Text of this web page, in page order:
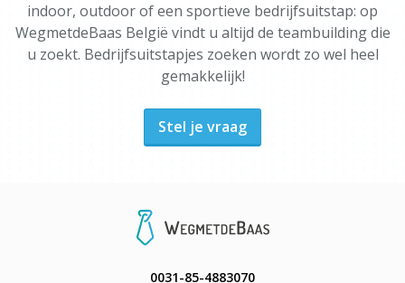
indoor, outdoor of een sportieve bedrijfsuitstap: op
WegmetdeBaas België vindt u altijd de teambuilding die
u zoekt. Bedrijfsuitstapjes zoeken wordt zo wel heel
gemakkelijk!
Stel je vraag
0031-85-4883070